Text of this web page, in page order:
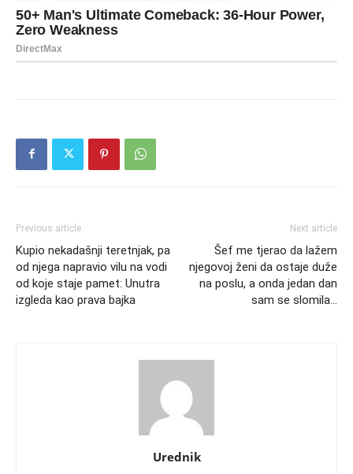
Previous article
Kupio nekadašnji teretnjak, pa
od njega napravio vilu na vodi
od koje staje pamet: Unutra
izgleda kao prava bajka
Next article
Šef me tjerao da lažem
njegovoj ženi da ostaje duže
na poslu, a onda jedan dan
sam se slomila…
Urednik